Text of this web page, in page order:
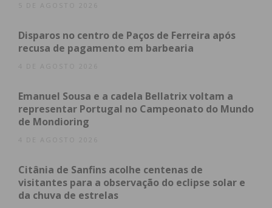
5 DE AGOSTO 2026
Disparos no centro de Paços de Ferreira após
recusa de pagamento em barbearia
4 DE AGOSTO 2026
Emanuel Sousa e a cadela Bellatrix voltam a
representar Portugal no Campeonato do Mundo
de Mondioring
4 DE AGOSTO 2026
Citânia de Sanfins acolhe centenas de
visitantes para a observação do eclipse solar e
da chuva de estrelas